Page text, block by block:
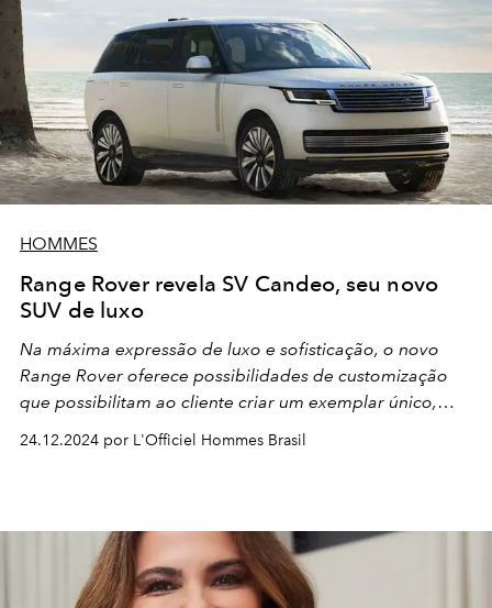
HOMMES
Range Rover revela SV Candeo, seu novo
SUV de luxo
Na máxima expressão de luxo e sofisticação, o novo
Range Rover oferece possibilidades de customização
que possibilitam ao cliente criar um exemplar único,
inclusive com materiais nobres para o acabamento
interno. Veja todos os detalhes!
24.12.2024 por L'Officiel Hommes Brasil